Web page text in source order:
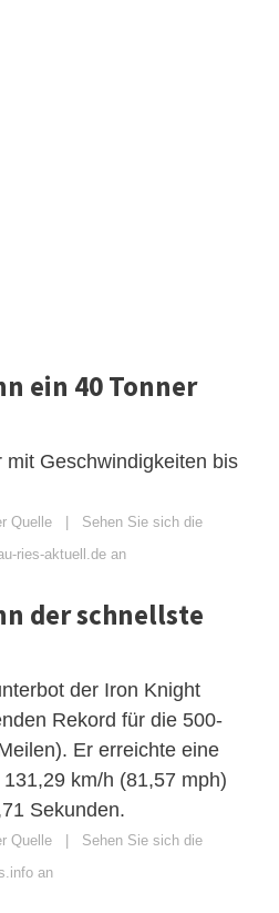
ein 40 Tonner
mit Geschwindigkeiten bis
Quelle | Sehen Sie sich die
ries-aktuell.de an
der schnellste
der Iron Knight
Rekord für die 500-
Er erreichte eine
km/h (81,57 mph)
Sekunden.
Quelle | Sehen Sie sich die
an